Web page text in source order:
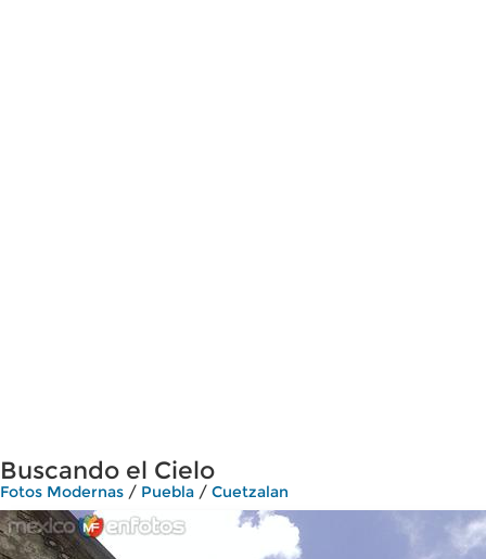
Buscando el Cielo
Fotos Modernas / Puebla / Cuetzalan